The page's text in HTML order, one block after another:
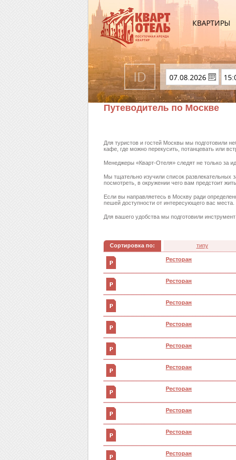
КВАРТИРЫ
Путеводитель по Москве
Для туристов и гостей Москвы мы подготовили
кафе, где можно перекусить, потанцевать или
Менеджеры «Кварт-Отеля» следят не только за
Мы тщательно изучили список развлекательных
посмотреть, в окружении чего вам предстоит
Если вы направляетесь в Москву ради
пешей доступности от интересующего вас места.
Для вашего удобства мы подготовили
Сортировка по: типу
Ресторан
Ресторан
Ресторан
Ресторан
Ресторан
Ресторан
Ресторан
Ресторан
Ресторан
Ресторан